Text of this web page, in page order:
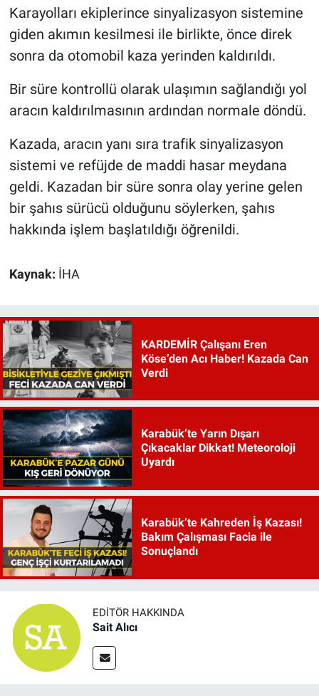
Karayolları ekiplerince sinyalizasyon sistemine
giden akımın kesilmesi ile birlikte, önce direk
sonra da otomobil kaza yerinden kaldırıldı.
Bir süre kontrollü olarak ulaşımın sağlandığı yol
aracın kaldırılmasının ardından normale döndü.
Kazada, aracın yanı sıra trafik sinyalizasyon
sistemi ve refüjde de maddi hasar meydana
geldi. Kazadan bir süre sonra olay yerine gelen
bir şahıs sürücü olduğunu söylerken, şahıs
hakkında işlem başlatıldığı öğrenildi.
Kaynak: İHA
KARDEMİR Çalışanı Eren
Köse’den Acı Haber! Kazada Can
Verdi
Karabük’te Yarın Dışarı
Çıkacaklar Dikkat! Meteoroloji
Uyardı
Karabük’te Kahreden İş Kazası!
Bakım Çalışması Facia ile
Sonuçlandı
EDITÖR HAKKINDA
Sait Alıcı